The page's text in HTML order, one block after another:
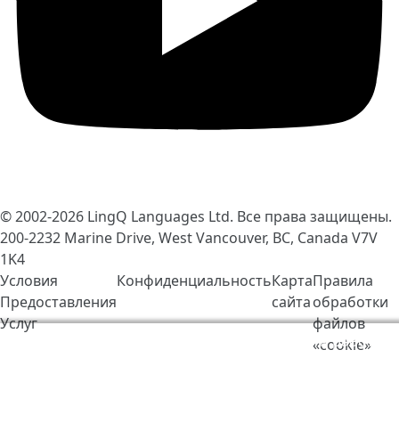
Мы используем cookie-файлы, чтобы сделать работу
© 2002-2026 LingQ Languages Ltd. Все права защищены.
200-2232 Marine Drive, West Vancouver, BC, Canada V7V
1K4
Условия
Предоставления
Услуг
КонфиденциальностьКарта
сайта
Правила
обработки
файлов
«cookie»